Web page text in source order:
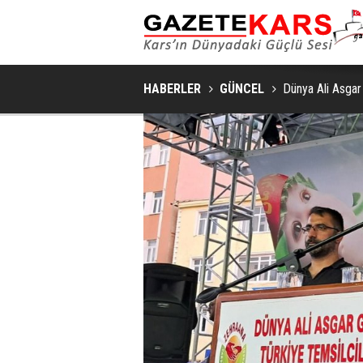
SAKIN VE ŞIK BIR YAŞAM ALANI İÇIN
HABERLER GÜNCEL Dünya Ali